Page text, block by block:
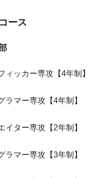
ース
ィッカー専攻【4年制】
ラマー専攻【4年制】
イター専攻【2年制】
ラマー専攻【3年制】